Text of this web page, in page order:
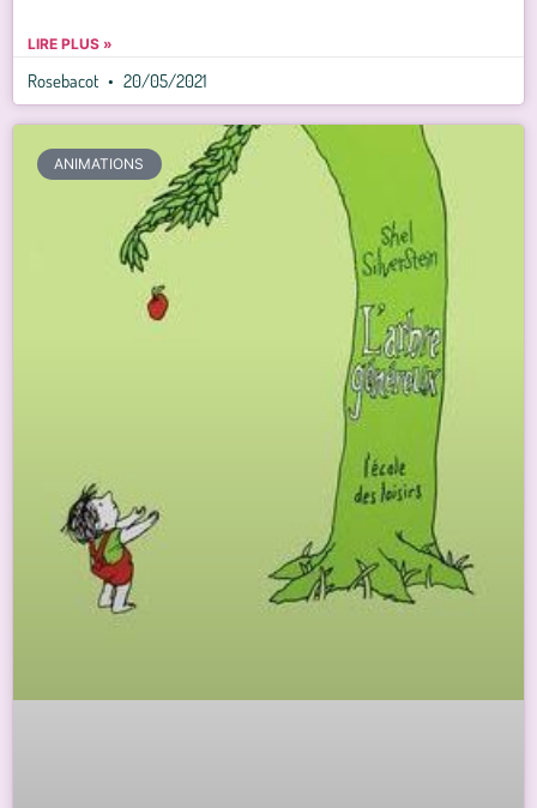
LIRE PLUS »
Rosebacot 20/05/2021
ANIMATIONS